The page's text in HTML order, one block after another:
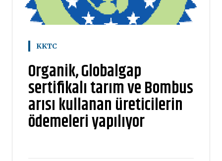
KKTC
Organik, Globalgap
sertifikalı tarım ve Bombus
arısı kullanan üreticilerin
ödemeleri yapılıyor